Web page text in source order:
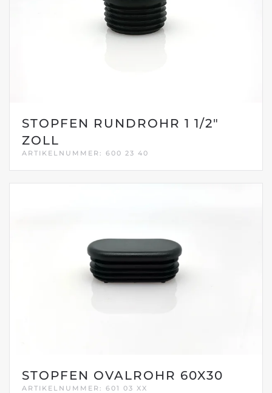
STOPFEN RUNDROHR 1 1/2"
ZOLL
ARTIKELNUMMER: 600 23 40
STOPFEN OVALROHR 60X30
ARTIKELNUMMER: 601 03 XX